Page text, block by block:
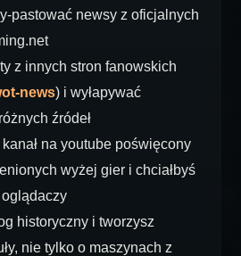
pastować newsy z oficjalnych
z innych stron fanowskich
news) i wyłapywać
źródeł
na youtube poświęcony
wyżej gier i chciałbyś
historyczny i tworzysz
nie tylko o maszynach z